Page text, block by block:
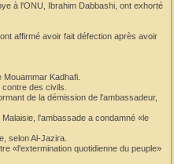
à l'ONU, Ibrahim Dabbashi, ont exhorté
affirmé avoir fait défection après avoir
Kadhafi.
des civils.
de la démission de l'ambassadeur,
l'ambassade a condamné «le
selon Al-Jazira.
«l'extermination quotidienne du peuple»